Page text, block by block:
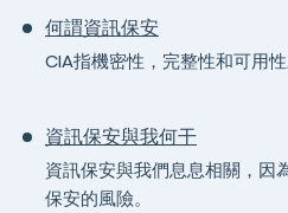
何謂資訊保安
CIA指機密性，完整性和可用
資訊保安與我何干
資訊保安與我們息息相關，因
保安的風險。